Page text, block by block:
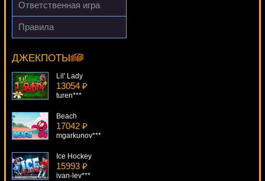
ivan-lev***
Ответственная игра
Правила
ДЖЕКПОТЫ
4 Reel Kings
Egoistik***
Lil' Lady
13054 ₽
turen***
Beach
17042 ₽
mgarkunov***
Ice Hockey
15993 ₽
ivan-lev***